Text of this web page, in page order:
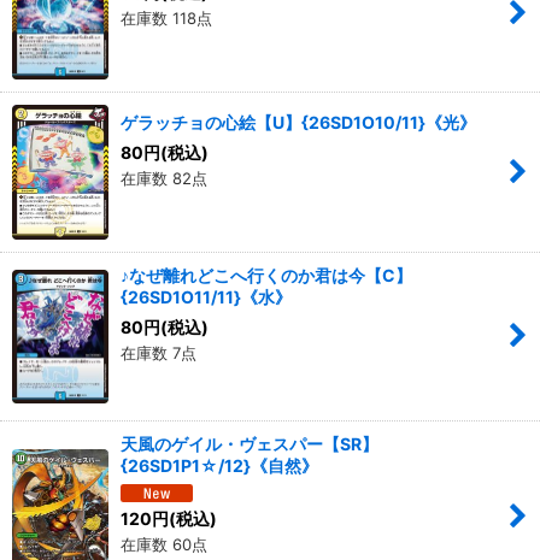
在庫数 118点
ゲラッチョの心絵【U】{26SD1O10/11}《光》
80円(税込)
在庫数 82点
♪なぜ離れどこへ行くのか君は今【C】
{26SD1O11/11}《水》
80円(税込)
在庫数 7点
天風のゲイル・ヴェスパー【SR】
{26SD1P1☆/12}《自然》
120円(税込)
在庫数 60点